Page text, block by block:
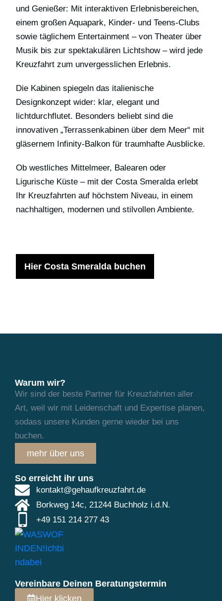
und Genießer: Mit interaktiven Erlebnisbereichen,
einem großen Aquapark, Kinder- und Teens-Clubs
sowie täglichem Entertainment – von Theater über
Musik bis zur spektakulären Lichtshow – wird jede
Kreuzfahrt zum unvergesslichen Erlebnis.
Die Kabinen spiegeln das italienische
Designkonzept wider: klar, elegant und
lichtdurchflutet. Besonders beliebt sind die
innovativen „Terrassenkabinen über dem Meer“ mit
gläsernem Infinity-Balkon für traumhafte Ausblicke.
Ob westliches Mittelmeer, Balearen oder
Ligurische Küste – mit der Costa Smeralda erlebt
Ihr Kreuzfahrten auf höchstem Niveau, in einem
nachhaltigen, modernen und stilvollen Ambiente.
Hier Costa Smeralda buchen
Warum wir?
Wir sind der beste Partner für Kreuzfahrten aller
Art, weil wir mit Leidenschaft und Expertise planen,
sodass unsere Kunden gerne wieder bei uns
buchen.
mehr über uns
So erreicht ihr uns
kontakt@gehaufkreuzfahrt.de
Borkweg 14c, 21244 Buchholz i.d.N.
+49 151 214 277 43
Vereinbare Deinen Beratungstermin
Hier klicken